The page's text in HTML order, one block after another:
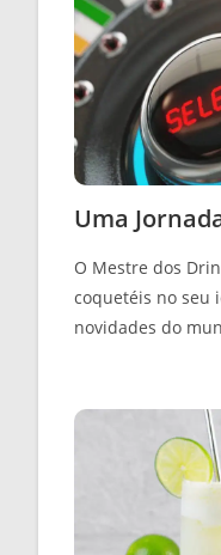
Uma
O Mestre dos
coquetéis no seu
novidades do